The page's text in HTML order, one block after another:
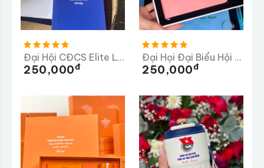
Đại Hội CĐCS Elite Long Thành Lần Thứ 3 Nhiệm Kỳ 2025-2026
250,000Đ
Đại Họi Đại Biểu Hội Chữ Thập Đỏ Phường Phú Lâm
250,000Đ